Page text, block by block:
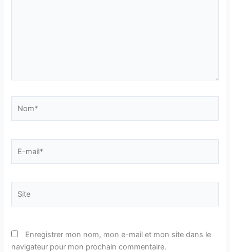
mail*
Enregistrer mon nom, mon e-mail et mon site dans le
navigateur pour mon prochain commentaire.